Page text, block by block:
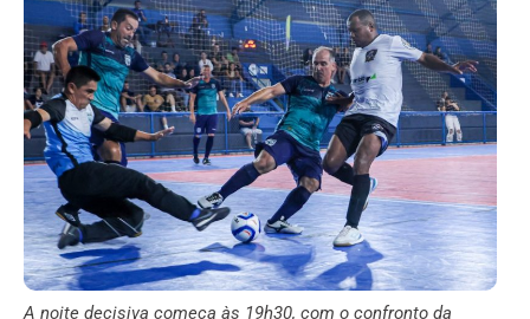
A noite decisiva começa às 19h30, com o confronto da